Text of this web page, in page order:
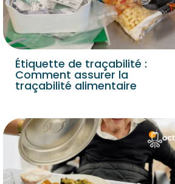
Étiquette de traçabilité :
Comment assurer la
traçabilité alimentaire